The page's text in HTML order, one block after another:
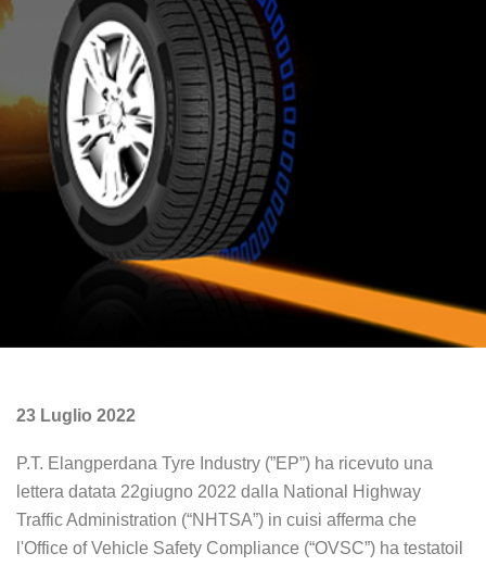
23 Luglio 2022
P.T. Elangperdana Tyre Industry (”EP”) ha ricevuto una
lettera datata 22giugno 2022 dalla National Highway
Traffic Administration (“NHTSA”) in cuisi afferma che
l'Office of Vehicle Safety Compliance (“OVSC”) ha testatoil